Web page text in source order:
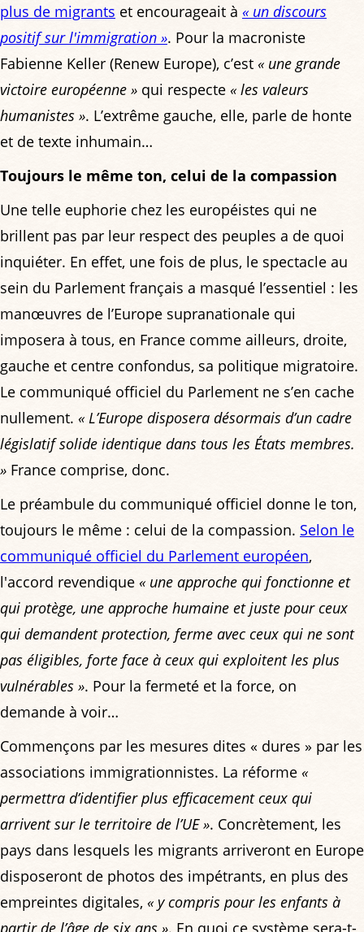
plus de migrants et encourageait à « un discours
positif sur l'immigration ». Pour la macroniste
Fabienne Keller (Renew Europe), c’est « une grande
victoire européenne » qui respecte « les valeurs
humanistes ». L’extrême gauche, elle, parle de honte
et de texte inhumain…
Toujours le même ton, celui de la compassion
Une telle euphorie chez les européistes qui ne
brillent pas par leur respect des peuples a de quoi
inquiéter. En effet, une fois de plus, le spectacle au
sein du Parlement français a masqué l’essentiel : les
manœuvres de l’Europe supranationale qui
imposera à tous, en France comme ailleurs, droite,
gauche et centre confondus, sa politique migratoire.
Le communiqué officiel du Parlement ne s’en cache
nullement. « L’Europe disposera désormais d’un cadre
législatif solide identique dans tous les États membres.
» France comprise, donc.
Le préambule du communiqué officiel donne le ton,
toujours le même : celui de la compassion. Selon le
communiqué officiel du Parlement européen,
l'accord revendique « une approche qui fonctionne et
qui protège, une approche humaine et juste pour ceux
qui demandent protection, ferme avec ceux qui ne sont
pas éligibles, forte face à ceux qui exploitent les plus
vulnérables ». Pour la fermeté et la force, on
demande à voir…
Commençons par les mesures dites « dures » par les
associations immigrationnistes. La réforme «
permettra d’identifier plus efficacement ceux qui
arrivent sur le territoire de l’UE ». Concrètement, les
pays dans lesquels les migrants arriveront en Europe
disposeront de photos des impétrants, en plus des
empreintes digitales, « y compris pour les enfants à
partir de l’âge de six ans ». En quoi ce système sera-t-